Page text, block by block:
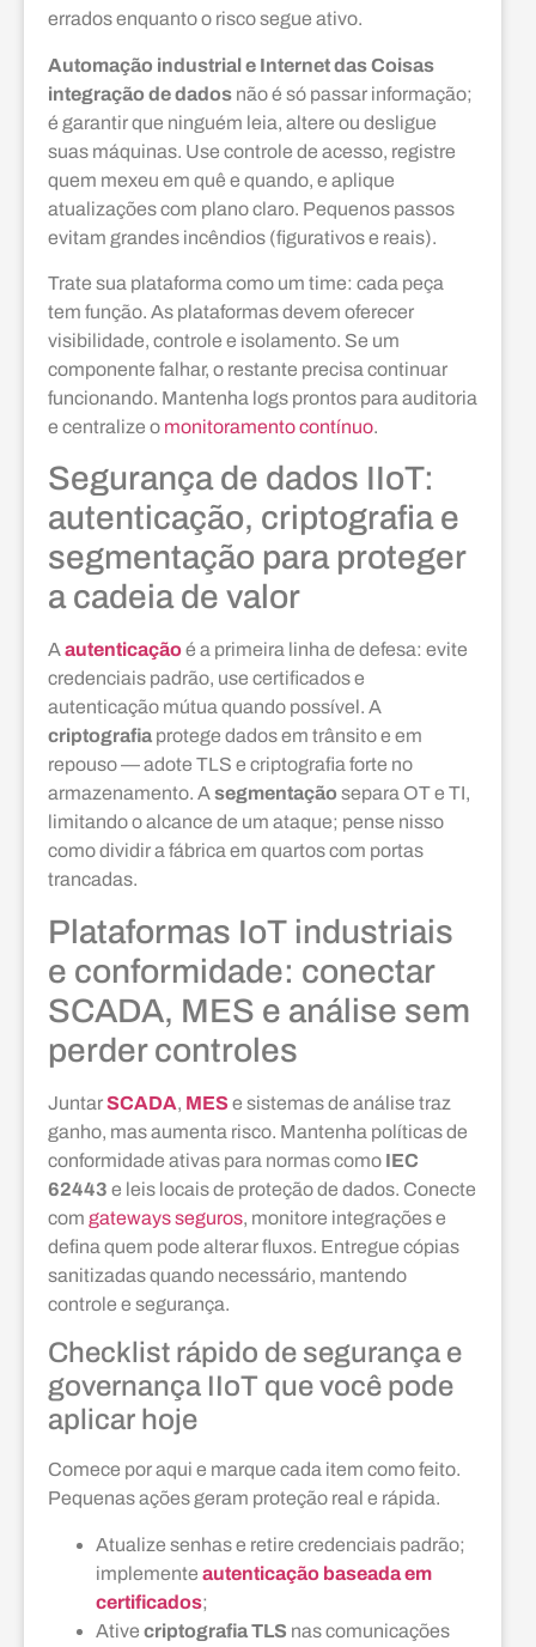
errados enquanto o risco segue ativo.
Automação industrial e Internet das Coisas
integração de dados não é só passar informação;
é garantir que ninguém leia, altere ou desligue
suas máquinas. Use controle de acesso, registre
quem mexeu em quê e quando, e aplique
atualizações com plano claro. Pequenos passos
evitam grandes incêndios (figurativos e reais).
Trate sua plataforma como um time: cada peça
tem função. As plataformas devem oferecer
visibilidade, controle e isolamento. Se um
componente falhar, o restante precisa continuar
funcionando. Mantenha logs prontos para auditoria
e centralize o monitoramento contínuo.
Segurança de dados IIoT:
autenticação, criptografia e
segmentação para proteger
a cadeia de valor
Aautenticaçãoé a primeira linha de defesa: evite
credenciais padrão, use certificados e
autenticação mútua quando possível. A
criptografia protege dados em trânsito e em
repouso — adote TLS e criptografia forte no
armazenamento. Asegmentação separa OT e TI,
limitando o alcance de um ataque; pense nisso
como dividir a fábrica em quartos com portas
trancadas.
Plataformas IoT industriais
e conformidade: conectar
SCADA, MES e análise sem
perder controles
JuntarSCADA, MESe sistemas de análise traz
ganho, mas aumenta risco. Mantenha políticas de
conformidade ativas para normas como IEC
62443 e leis locais de proteção de dados. Conecte
com gateways seguros, monitore integrações e
defina quem pode alterar fluxos. Entregue cópias
sanitizadas quando necessário, mantendo
controle e segurança.
Checklist rápido de segurança e
governança IIoT que você pode
aplicar hoje
Comece por aqui e marque cada item como feito.
Pequenas ações geram proteção real e rápida.
Atualize senhas e retire credenciais padrão;
implemente autenticação baseada em
certificados;
Ative criptografia TLS nas comunicações